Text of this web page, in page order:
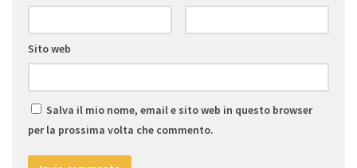
Sito web
Salva il mio nome, email e sito web in questo browser
per la prossima volta che commento.